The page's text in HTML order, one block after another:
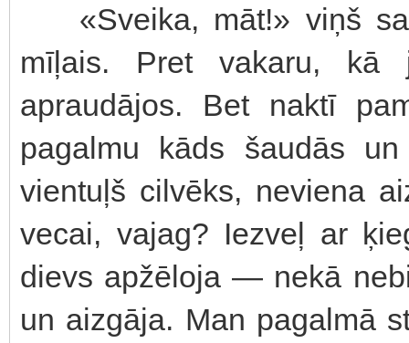
«Sveika, māt!» viņš
mīļais. Pret vakaru, kā
apraudājos. Bet naktī
pagalmu kāds šaudās
vientuļš cilvēks, neviena
vecai, vajag? Iezveļ ar
dievs apžēloja — nekā
un aizgāja. Man pagalmā